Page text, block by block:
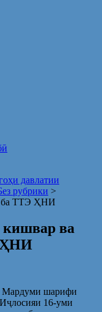
давлатии
рубрики >
ба ТТЭ ҲНИ
кишвар ва
ҲНИ
Мардуми шарифи
16-уми